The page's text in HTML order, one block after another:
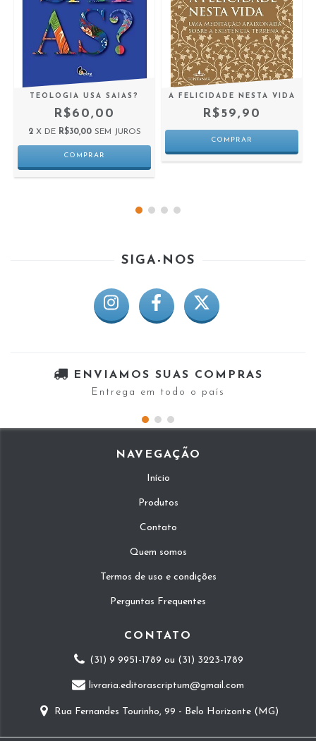
TEOLOGIA USA SAIAS?
R$60,00
2 X DE R$30,00 SEM JUROS
A FELICIDADE NESTA VIDA
R$59,90
SIGA-NOS
ENVIAMOS SUAS COMPRAS
Entrega em todo o país
NAVEGAÇÃO
Início
Produtos
Contato
Quem somos
Termos de uso e condições
Perguntas Frequentes
CONTATO
(31) 9 9951-1789 ou (31) 3223-1789
livraria.editorascriptum@gmail.com
Rua Fernandes Tourinho, 99 - Belo Horizonte (MG)